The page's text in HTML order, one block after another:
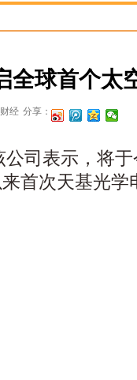
全球首个太
经 分享：
公司表示，将
来首次天基光学